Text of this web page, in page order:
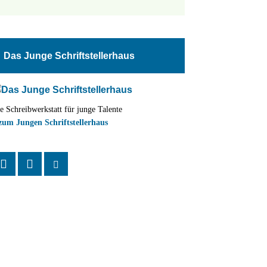
Das Junge Schriftstellerhaus
Schreibwerkstatt für junge Talente
Jungen Schriftstellerhaus